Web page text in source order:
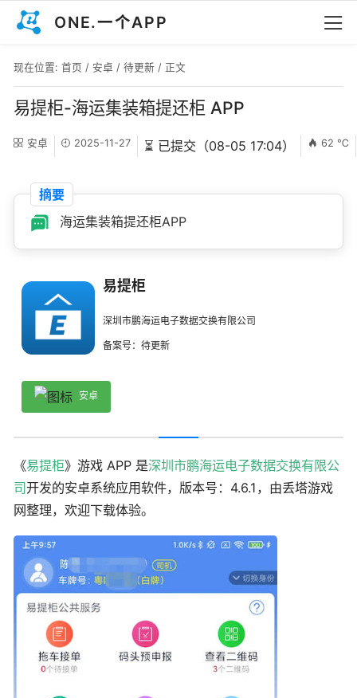
ONE.一个APP
现在位置: 首页 / 安卓 / 待更新 / 正文
易提柜-海运集装箱提还柜 APP
安卓 2025-11-27 ⏳ 已提交（08-05 17:04） 62 ℃
摘要
海运集装箱提还柜APP
易提柜
深圳市鹏海运电子数据交换有限公司
备案号：待更新
安卓
《易提柜》游戏 APP 是深圳市鹏海运电子数据交换有限公
司开发的安卓系统应用软件，版本号：4.6.1，由丢塔游戏
网整理，欢迎下载体验。